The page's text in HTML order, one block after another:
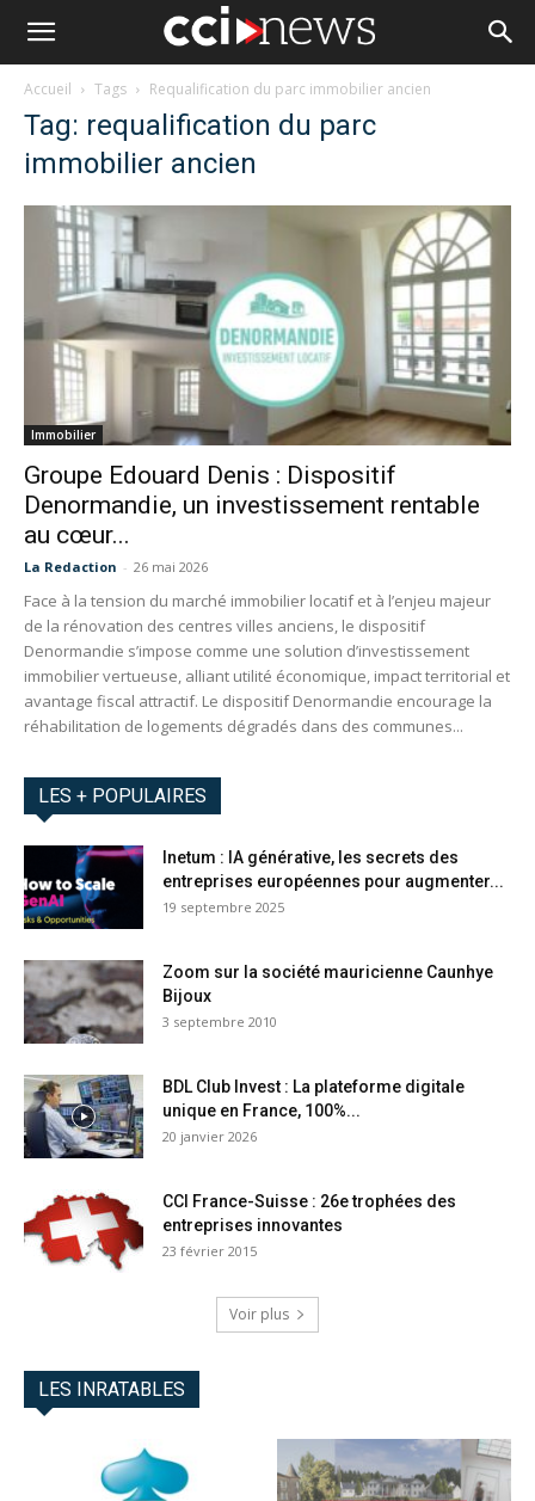
Accueil Tags Requalification du parc immobilier ancien
Tag: requalification du parc
immobilier ancien
Immobilier
Groupe Edouard Denis : Dispositif
Denormandie, un investissement rentable
au cœur...
La Redaction - 26 mai 2026
Face à la tension du marché immobilier locatif et à l’enjeu majeur
de la rénovation des centres villes anciens, le dispositif
Denormandie s’impose comme une solution d’investissement
immobilier vertueuse, alliant utilité économique, impact territorial et
avantage fiscal attractif. Le dispositif Denormandie encourage la
réhabilitation de logements dégradés dans des communes...
LES + POPULAIRES
Inetum : IA générative, les secrets des
entreprises européennes pour augmenter...
19 septembre 2025
Zoom sur la société mauricienne Caunhye
Bijoux
3 septembre 2010
BDL Club Invest : La plateforme digitale
unique en France, 100%...
20 janvier 2026
CCI France-Suisse : 26e trophées des
entreprises innovantes
23 février 2015
Voir plus
LES INRATABLES